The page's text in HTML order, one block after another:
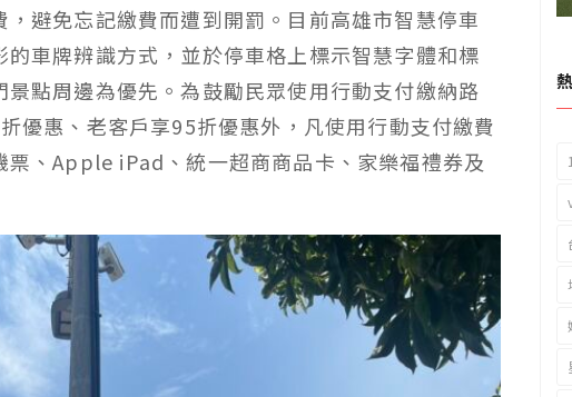
避免忘記繳費而遭到開罰。目前高雄市智慧停車
車牌辨識方式，並於停車格上標示智慧字體和標
點周邊為優先。為鼓勵民眾使用行動支付繳納路
折優惠、老客戶享95折優惠外，凡使用行動支付繳費
票、Apple iPad 、統一超商商品卡、家樂福禮券及